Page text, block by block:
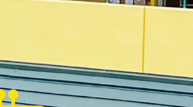
園長先生からのメッセージ
課題活動
クラス紹介